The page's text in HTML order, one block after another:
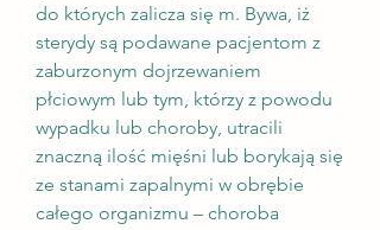
do których zalicza się m. Bywa, iż
sterydy są podawane pacjentom z
zaburzonym dojrzewaniem
płciowym lub tym, którzy z powodu
wypadku lub choroby, utracili
znaczną ilość mięśni lub borykają się
ze stanami zapalnymi w obrębie
całego organizmu – choroba